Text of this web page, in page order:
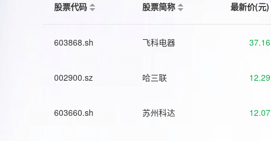
股票代码
股票简称 最新价(元)
603868.sh 飞科电器 37.16
002900.sz 哈三联 12.29
603660.sh 苏州科达 12.07